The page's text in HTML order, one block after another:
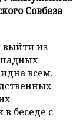
Совбеза
выйти из
всем.
беседе с